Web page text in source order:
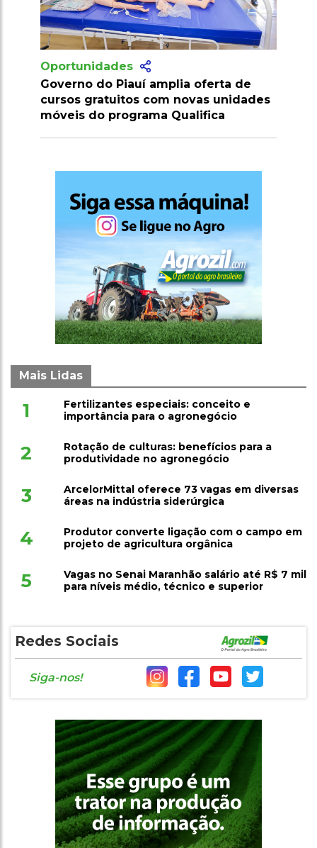
Piauí amplia oferta de
com novas unidades
programa Qualifica
Vagas no Senai
R$ 7 mil para níveis
superior
Mais Lidas
1
Fertilizantes especiais: conceito e
importância para o agronegócio
2
Rotação de culturas: benefícios para a
produtividade no agronegócio
3
ArcelorMittal oferece 73 vagas em diversas
áreas na indústria siderúrgica
4
Produtor converte ligação com o campo em
projeto de agricultura orgânica
5
Vagas no Senai Maranhão salário até R$ 7 mil
para níveis médio, técnico e superior
Redes Sociais
Siga-nos!